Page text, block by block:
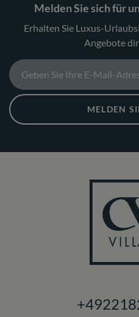
Melden Sie sich für
Erhalten Sie Luxus-
Angebote
MELDEN